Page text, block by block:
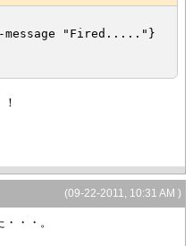
"Fired....."}
(09-22-2011, 10:31 AM )
・・。